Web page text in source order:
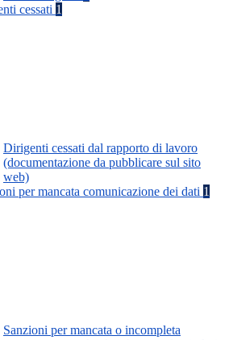
cessati 1
Dirigenti cessati dal rapporto di lavoro
(documentazione da pubblicare sul sito
web)
per mancata comunicazione dei dati 1
Sanzioni per mancata o incompleta